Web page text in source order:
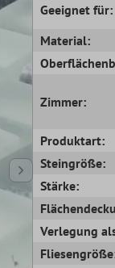
Geeignet für:
Material:
Zimmer:
Produktart:
Steingröße:
Stärke:
Verlegung